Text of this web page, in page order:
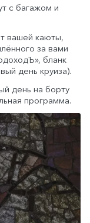
с багажом и
вашей каюты,
за вами
бланк
день круиза).
день на борту
программа.